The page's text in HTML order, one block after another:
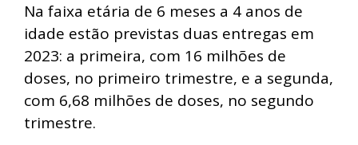
Na faixa etária de 6 meses a 4 anos de
idade estão previstas duas entregas em
2023: a primeira, com 16 milhões de
doses, no primeiro trimestre, e a segunda,
com 6,68 milhões de doses, no segundo
trimestre.